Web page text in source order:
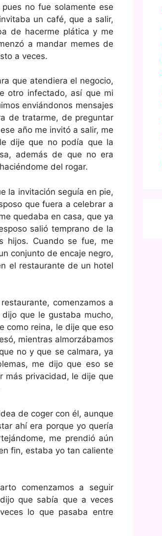
no fue solamente ese
un café, que a salir,
de hacerme plática y me
a mandar memes de
a veces.
que atendiera el negocio,
otro infectado, así que mi
enviándonos mensajes
de tratarme, de preguntar
año me invitó a salir, me
dije que no podía que la
además de que no era
del rogar.
la invitación seguía en pie,
que fuera a celebrar a
quedaba en casa, que ya
salió temprano de la
hijos. Cuando se fue, me
conjunto de encaje negro,
el restaurante de un hotel
comenzamos a
que le gustaba mucho,
como reina, le dije que eso
mientras almorzábamos
no y que se calmara, ya
me dijo que eso se
más privacidad, le dije que
de coger con él, aunque
ahí era porque yo quería
me prendió aún
fin, estaba yo tan caliente
comenzamos a seguir
que sabía que a veces
lo que pasaba entre